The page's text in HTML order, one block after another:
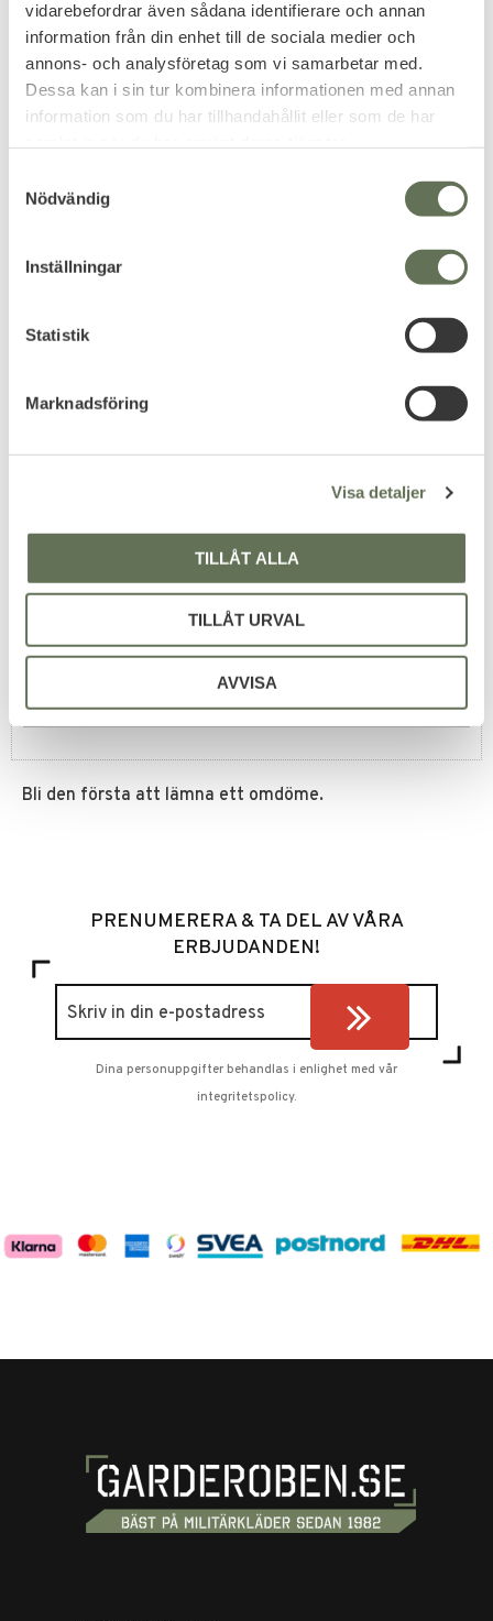
vidarebefordrar även sådana identifierare och annan
information från din enhet till de sociala medier och
annons- och analysföretag som vi samarbetar med.
Dessa kan i sin tur kombinera informationen med annan
information som du har tillhandahållit eller som de har
Nödvändig
Inställningar
Statistik
Marknadsföring
Visa detaljer
TILLÅT ALLA
TILLÅT URVAL
AVVISA
Bli den första att lämna ett omdöme.
Lägg till i favoriter
Skjortjacka i polisens utförande
Lägg till i favoriter
Båtmössa OV Emblem
Fodrad båtmössa smuts, vatten
FAVORIT
PRENUMERERA & TA DEL AV VÅRA
ERBJUDANDEN!
Dina personuppgifter behandlas i enlighet med vår
integritetspolicy.